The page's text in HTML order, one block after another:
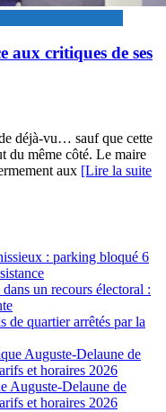
aux critiques de ses
déjà-vu… sauf que cette
du même côté. Le maire
aux [Lire la suite
: parking bloqué 6
un recours électoral :
de quartier arrêtés par la
Auguste-Delaune de
et horaires 2026
Auguste-Delaune de
et horaires 2026